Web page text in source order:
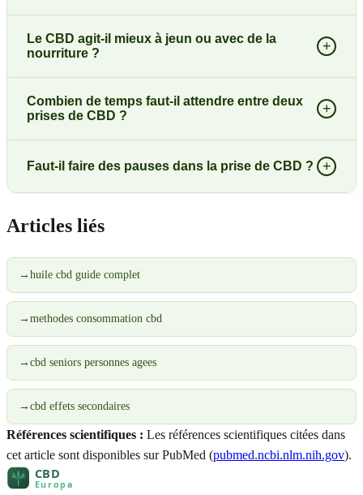
Le CBD agit-il mieux à jeun ou avec de la
nourriture ?
+
Combien de temps faut-il attendre entre deux
prises de CBD ?
+
Faut-il faire des pauses dans la prise de CBD ? +
Articles liés
→ huile cbd guide complet
→ methodes consommation cbd
→ cbd seniors personnes agees
→ cbd effets secondaires
Références scientifiques : Les références scientifiques citées dans
cet article sont disponibles sur PubMed (pubmed.ncbi.nlm.nih.gov).